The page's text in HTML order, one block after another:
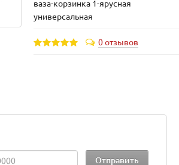
ваза-корзинка 1-ярусная
универсальная
0 отзывов